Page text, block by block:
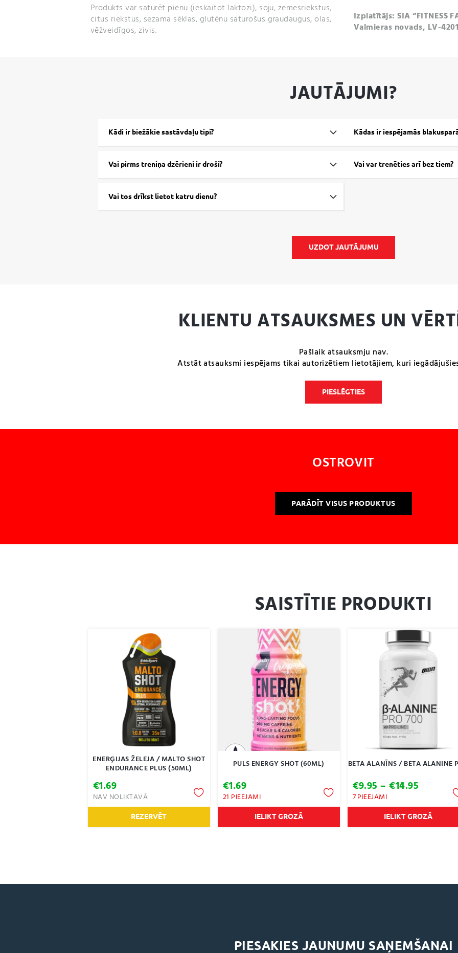
Produkts var saturēt pienu (ieskaitot laktozi), soju, zemesriekstus,
citus riekstus, sezama sēklas, glutēnu saturošus graudaugus, olas,
vēžveidīgos, zivis.
Izplatītājs: SIA “FITNESS
Valmieras novads, LV-4201
JAUTĀJUMI?
Kādi ir biežākie sastāvdaļu tipi?
Vai pirms treniņa dzērieni ir droši?
Vai tos drīkst lietot katru dienu?
Kādas ir iespējamās
Vai var trenēties arī bez tiem?
UZDOT JAUTĀJUMU
KLIENTU ATSAUKSMES UN
Pašlaik atsauksmju nav.
Atstāt atsauksmi iespējams tikai autorizētiem lietotājiem, kuri
PIESLĒGTIES
OSTROVIT
PARĀDĪT VISUS PRODUKTUS
SAISTĪTIE PRODUKTI
ENERĢIJAS ŽELEJA / MALTO SHOT
ENDURANCE PLUS (50ML)
€1.69
NAV NOLIKTAVĀ
REZERVĒT
PULS ENERGY SHOT (60ML)
€1.69
21 PIEEJAMI
IELIKT GROZĀ
BETA ALANĪNS / BETA ALANINE
€9.95 – €14.95
€9.95
through
€14.95
7 PIEEJAMI
IELIKT GROZĀ
PIESAKIES JAUNUMU SAŅEMŠANAI